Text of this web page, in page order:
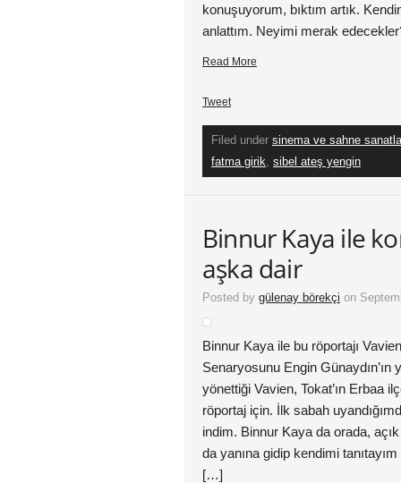
konuşuyorum, bıktım artık.
anlattım. Neyimi merak
Read More
Tweet
Filed under sinema ve sahne
fatma girik, sibel ateş yengin
Binnur Kaya ile
aşka dair
Posted by gülenay börekçi on
Binnur Kaya ile bu röportajı
Senaryosunu Engin Günaydın’ın
yönettiği Vavien, Tokat’ın Erbaa
röportaj için. İlk sabah
indim. Binnur Kaya da orada,
da yanına gidip kendimi
[…]